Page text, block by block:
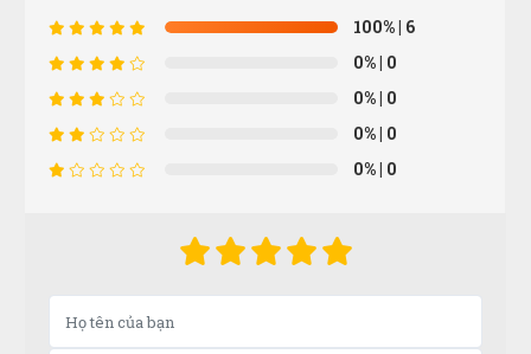
100%| 6
0%| 0
0%| 0
0%| 0
0%| 0
TA
(Đánh giá 1 năm trước)
MT
Minh Tân
(Đánh giá 1 năm trước)